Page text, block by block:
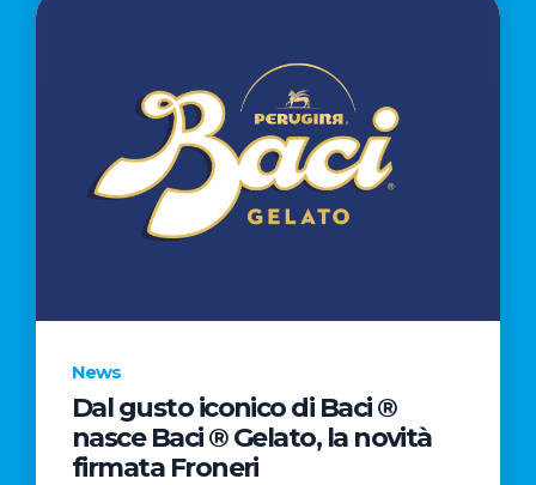
News
Dal gusto iconico di Baci ®
nasce Baci ® Gelato, la novità
firmata Froneri